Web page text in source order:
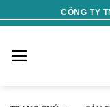
to
CÔNG TY